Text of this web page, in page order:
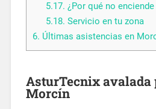
5.17. ¿Por qué no
5.18. Servicio en tu zona
6. Últimas asistencias en
AsturTecnix avalada
Morcín